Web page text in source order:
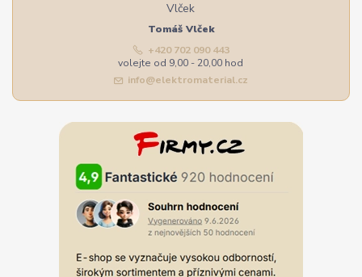
Tomáš Vlček
+420 702 090 443
volejte od 9,00 - 20,00 hod
info@elektromaterial.cz